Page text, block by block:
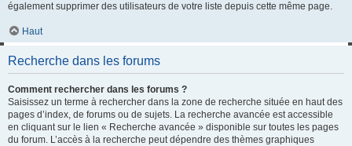
également supprimer des utilisateurs de votre liste depuis cette même page.
Haut
Recherche dans les forums
Comment rechercher dans les forums ?
Saisissez un terme à rechercher dans la zone de recherche située en haut des
pages d’index, de forums ou de sujets. La recherche avancée est accessible
en cliquant sur le lien « Recherche avancée » disponible sur toutes les pages
du forum. L’accès à la recherche peut dépendre des thèmes graphiques